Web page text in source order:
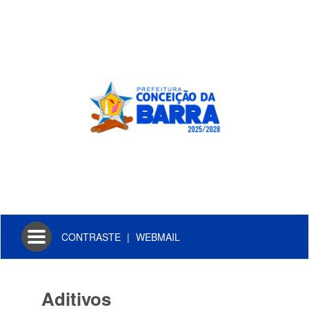
Toggle
navigation
CONTRASTE | WEBMAIL
Aditivos